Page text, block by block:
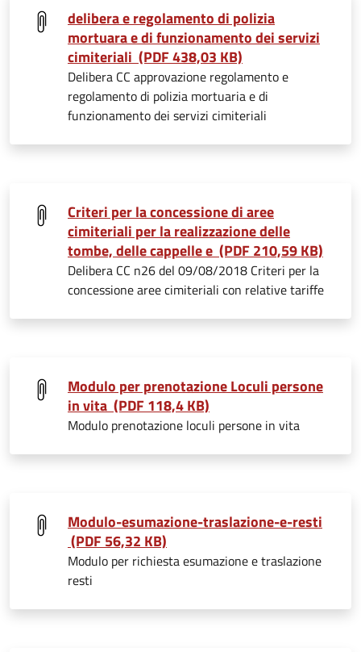
delibera e regolamento di polizia
mortuara e di funzionamento dei servizi
cimiteriali (PDF 438,03 KB)
Delibera CC approvazione regolamento e
regolamento di polizia mortuaria e di
funzionamento dei servizi cimiteriali
Criteri per la concessione di aree
cimiteriali per la realizzazione delle
tombe, delle cappelle e (PDF 210,59 KB)
Delibera CC n26 del 09/08/2018 Criteri per la
concessione aree cimiteriali con relative tariffe
Modulo per prenotazione Loculi persone
in vita (PDF 118,4 KB)
Modulo prenotazione loculi persone in vita
Modulo-esumazione-traslazione-e-resti
(PDF 56,32 KB)
Modulo per richiesta esumazione e traslazione
resti